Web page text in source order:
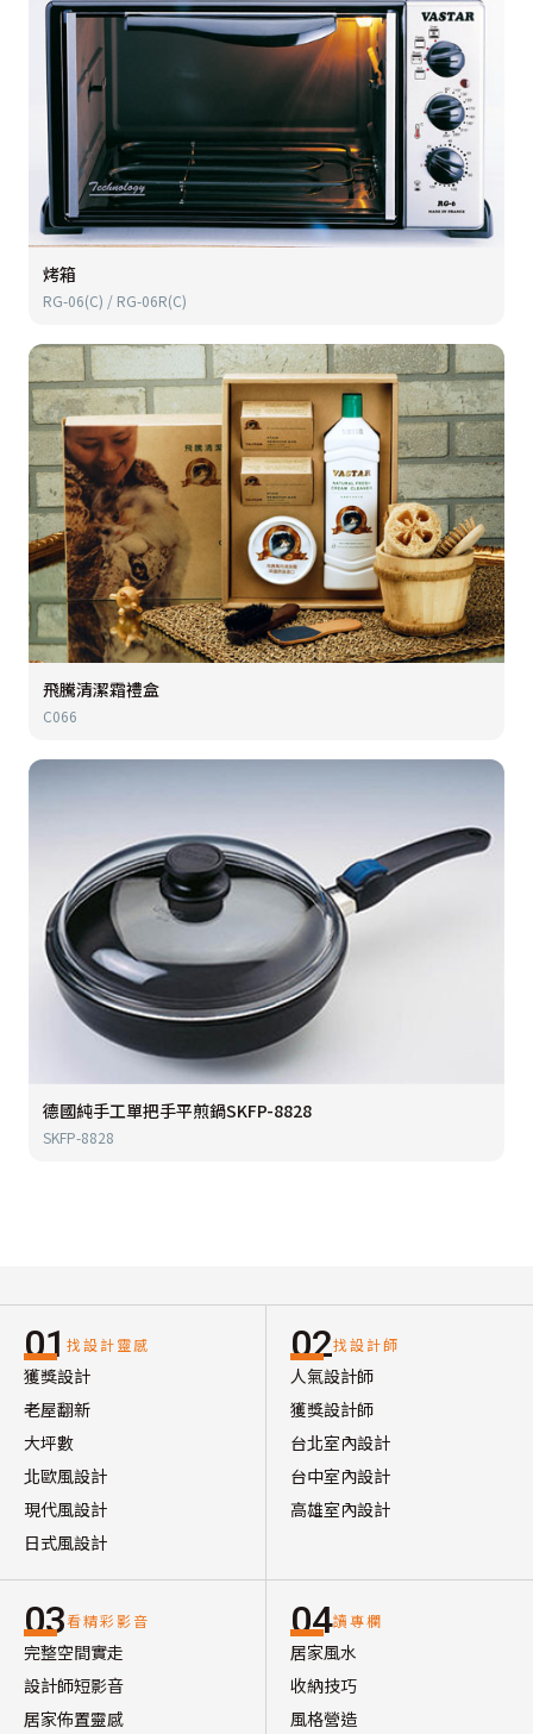
烤箱
RG-06(C) / RG-06R(C)
飛騰清潔霜禮盒
C066
德國純手工單把手平煎鍋SKFP-8828
SKFP-8828
01 找設計靈感
獲獎設計
老屋翻新
大坪數
北歐風設計
現代風設計
日式風設計
02找設計師
人氣設計師
獲獎設計師
台北室內設計
台中室內設計
高雄室內設計
03看精彩影音
完整空間實走
設計師短影音
居家佈置靈感
04讀專欄
居家風水
收納技巧
風格營造